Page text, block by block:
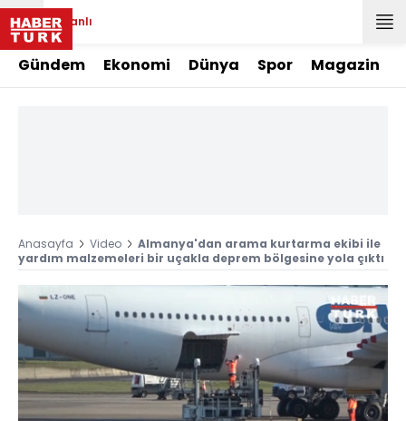
Canlı
Gündem Ekonomi Dünya Spor Magazin
Anasayfa Video
Almanya'dan arama kurtarma ekibi ile
yardım malzemeleri bir uçakla deprem bölgesine yola çıktı